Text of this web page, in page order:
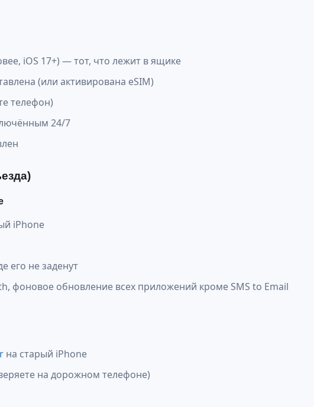
iOS 17+) — тот, что лежит в ящике
(или активирована eSIM)
телефон)
24/7
iPhone
его не заденут
фоновое обновление всех приложений кроме SMS to Email
на старый iPhone
на дорожном телефоне)